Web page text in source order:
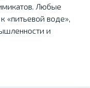
Любые
«питьевой воде»,
и